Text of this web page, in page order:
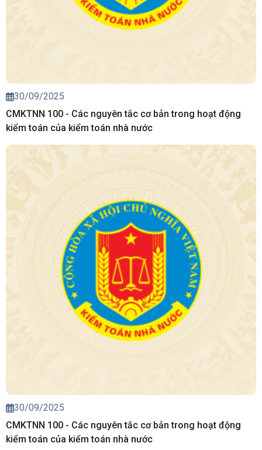
30/09/2025
CMKTNN 100 - Các nguyên tắc cơ bản trong hoạt động
kiểm toán của kiểm toán nhà nước
30/09/2025
CMKTNN 100 - Các nguyên tắc cơ bản trong hoạt động
kiểm toán của kiểm toán nhà nước